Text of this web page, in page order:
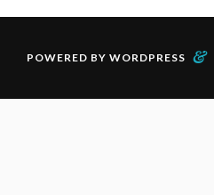
POWERED BY WORDPRESS &